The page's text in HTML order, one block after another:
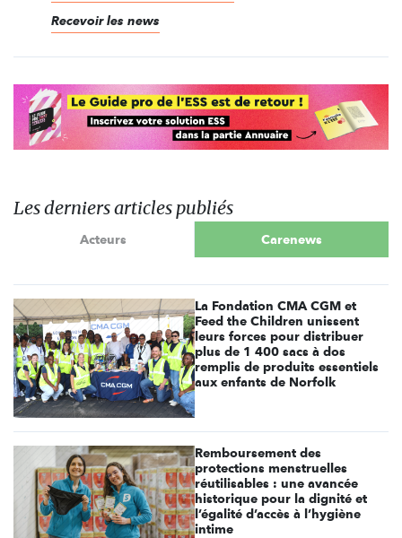
Recevoir les news
Les derniers articles publiés
Acteurs Carenews
La Fondation CMA CGM et
Feed the Children unissent
leurs forces pour distribuer
plus de 1 400 sacs à dos
remplis de produits essentiels
aux enfants de Norfolk
Remboursement des
protections menstruelles
réutilisables : une avancée
historique pour la dignité et
l’égalité d’accès à l’hygiène
intime